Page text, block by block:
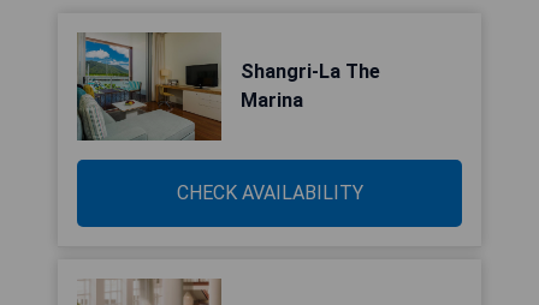
Shangri-La The
Marina
CHECK AVAILABILITY